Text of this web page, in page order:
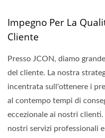
Impegno Per La
Cliente
Presso JCON, diamo
del cliente. La nostra
incentrata sull'ottenere i
al contempo tempi di
eccezionale ai nostri
nostri servizi professionali